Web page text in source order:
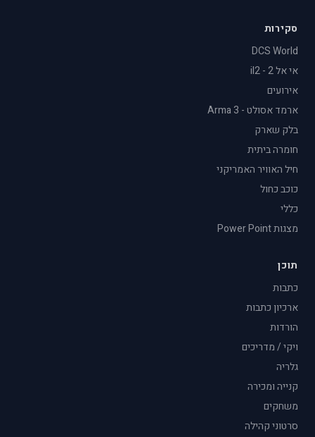
סקירות
DCS World
אי אל 2 - il2
אירועים
ארמד אסולט - Arma 3
בלק שארק
חומרה ביתית
חיל האוויר האמריקני
כוכב כחול
כללי
מצגות Power Point
תוכן
כתבות
ארכיון כתבות
הורדות
ויקי / מדריכים
גלריה
קנייה ומכירה
משחקים
סרטוני קהילה